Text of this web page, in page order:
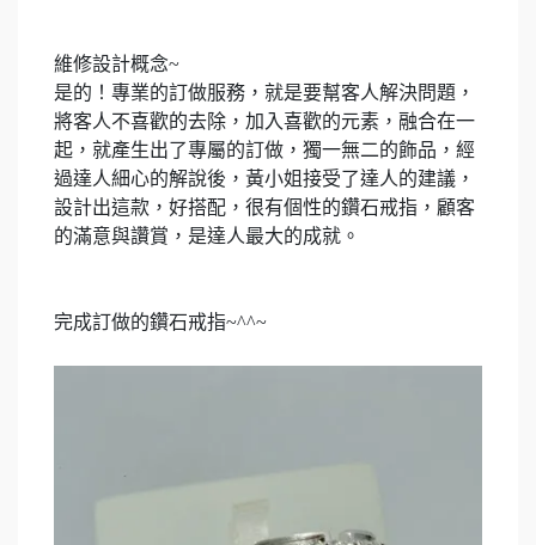
維修設計概念~
是的！專業的訂做服務，就是要幫客人解決問題，
將客人不喜歡的去除，加入喜歡的元素，融合在一
起，就產生出了專屬的訂做，獨一無二的飾品，經
過達人細心的解說後， 黃小姐接受了達人的建議，
設計出這款，好搭配，很有個性的鑽石戒指，顧客
的滿意與讚賞，是達人最大的成就。
完成訂做的鑽石戒指~^^~